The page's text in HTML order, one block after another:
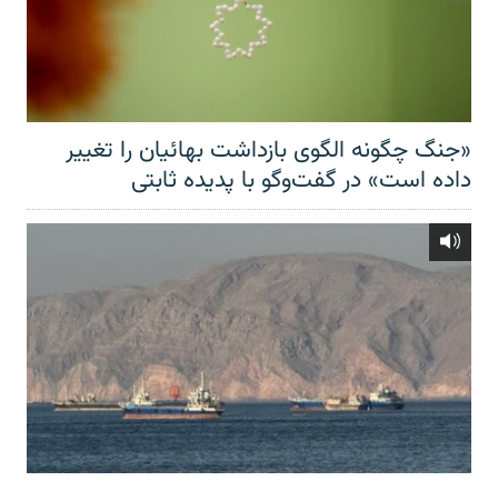
«جنگ چگونه الگوی بازداشت بهائیان را تغییر
داده است» در گفت‌وگو با پدیده ثابتی